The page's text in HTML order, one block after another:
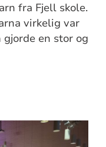
fra Fjell skole.
virkelig var
en stor og